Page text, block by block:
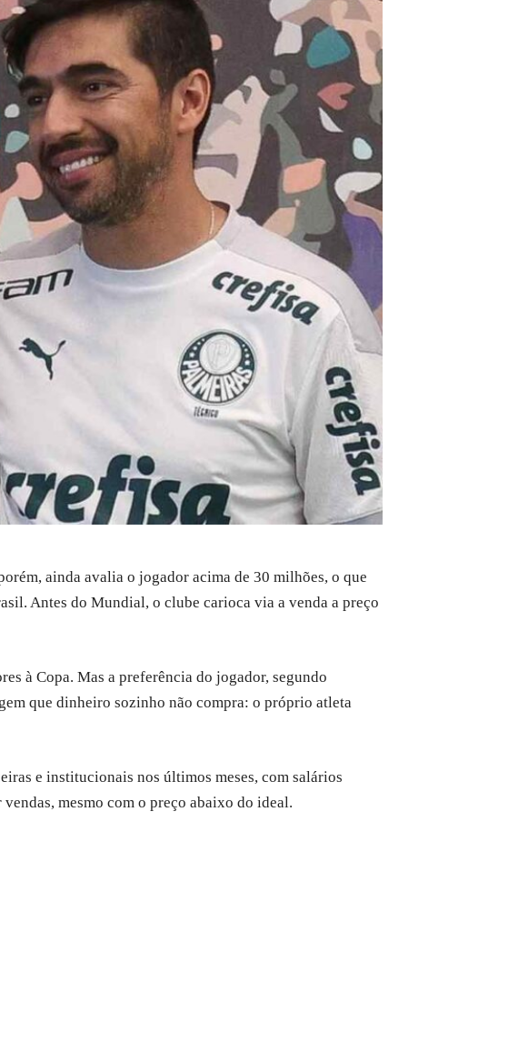
ainda avalia o jogador acima de 30 milhões, o que
Antes do Mundial, o clube carioca via a venda a preço
à Copa. Mas a preferência do jogador, segundo
que dinheiro sozinho não compra: o próprio atleta
e institucionais nos últimos meses, com salários
mesmo com o preço abaixo do ideal.